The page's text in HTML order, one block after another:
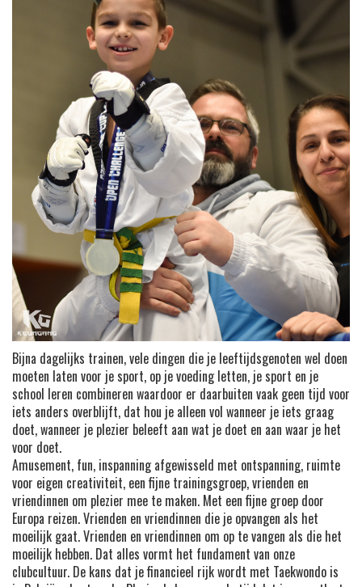
Bijna dagelijks trainen, vele dingen die je leeftijdsgenoten wel doen
moeten laten voor je sport, op je voeding letten, je sport en je
school leren combineren waardoor er daarbuiten vaak geen tijd voor
iets anders overblijft, dat hou je alleen vol wanneer je iets graag
doet, wanneer je plezier beleeft aan wat je doet en aan waar je het
voor doet.
Amusement, fun, inspanning afgewisseld met ontspanning, ruimte
voor eigen creativiteit, een fijne trainingsgroep, vrienden en
vriendinnen om plezier mee te maken. Met een fijne groep door
Europa reizen. Vrienden en vriendinnen die je opvangen als het
moeilijk gaat. Vrienden en vriendinnen om op te vangen als die het
moeilijk hebben. Dat alles vormt het fundament van onze
clubcultuur. De kans dat je financieel rijk wordt met Taekwondo is